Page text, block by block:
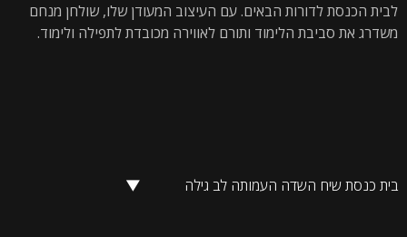
לבית הכנסת לדורות הבאים. עם העיצוב המעודן שלו, שולחן מנחם
משדרג את סביבת הלימוד ותורם לאווירה מכובדת לתפילה ולימוד.
בית כנסת שיח השדה העמותה לב גילה ▼